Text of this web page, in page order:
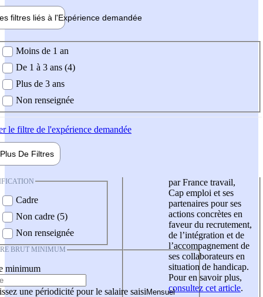
filtres liés à l'Expérience demandée
demandée
Moins de 1 an
De 1 à 3 ans (4)
Plus de 3 ans
Non renseignée
le filtre de l'expérience demandée
Plus De Filtres
Cadre
Non cadre (5)
Non renseignée
BRUT MINIMUM
minimum
une périodicité pour le salaire saisi
par France travail,
Cap emploi et ses
partenaires pour ses
actions concrètes en
faveur du recrutement,
de l’intégration et de
l’accompagnement de
ses collaborateurs en
situation de handicap.
Pour en savoir plus,
consultez cet article.